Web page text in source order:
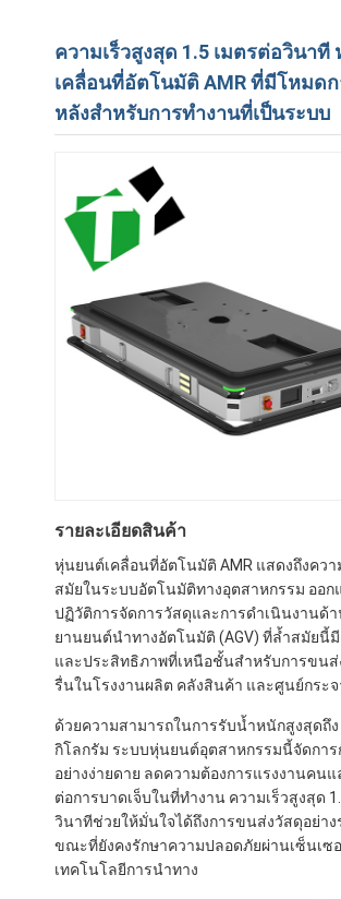
ความเร็วสูงสุด 1.5 เมตรต่อวินาที
เคลื่อนที่อัตโนมัติ AMR ที่มีโหมด
หลังสำหรับการทำงานที่เป็นระบบ
รายละเอียดสินค้า
หุ่นยนต์เคลื่อนที่อัตโนมัติ AMR แสดงถึงคว
สมัยในระบบอัตโนมัติทางอุตสาหกรรม ออก
ปฏิวัติการจัดการวัสดุและการดำเนินงานด้
ยานยนต์นำทางอัตโนมัติ (AGV) ที่ล้ำสมัยนี้
และประสิทธิภาพที่เหนือชั้นสำหรับการขน
รื่นในโรงงานผลิต คลังสินค้า และศูนย์กระ
ด้วยความสามารถในการรับน้ำหนักสูงสุดถึง
กิโลกรัม ระบบหุ่นยนต์อุตสาหกรรมนี้จัดกา
อย่างง่ายดาย ลดความต้องการแรงงานคนแ
ต่อการบาดเจ็บในที่ทำงาน ความเร็วสูงสุด
วินาทีช่วยให้มั่นใจได้ถึงการขนส่งวัสดุอย่าง
ขณะที่ยังคงรักษาความปลอดภัยผ่านเซ็นเซ
เทคโนโลยีการนำทาง